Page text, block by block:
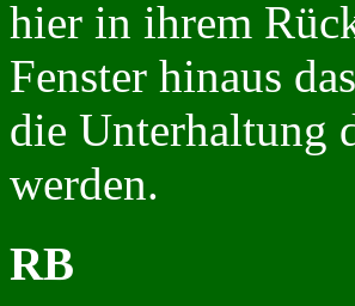
hier in ihrem
Fenster hinaus
die Unterhaltung
werden.
RB